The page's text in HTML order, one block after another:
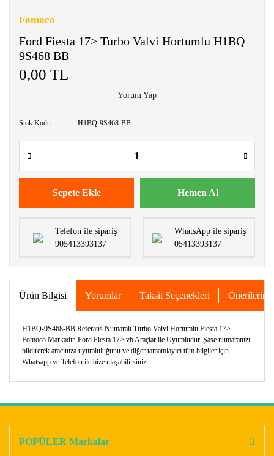
Fomoco
Ford Fiesta 17> Turbo Valvi Hortumlu H1BQ
9S468 BB
0,00 TL
Yorum Yap
Stok Kodu H1BQ-9S468-BB
Sepete Ekle Hemen Al
Telefon ile sipariş
905413393137
WhatsApp ile sipariş
05413393137
Ürün Bilgisi Yorumlar Taksit Seçenekleri Önerileriniz
H1BQ-9S468-BB Referans Numaralı Turbo Valvi Hortumlu Fiesta 17>
Fomoco Markadır. Ford Fiesta 17> vb Araçlar ile Uyumludur. Şase numaranızı
bildirerek aracınıza uyumluluğunu ve diğer tamamlayıcı tüm bilgiler için
Whatsapp ve Telefon ile bize ulaşabilirsiniz.
POPÜLER Markalar